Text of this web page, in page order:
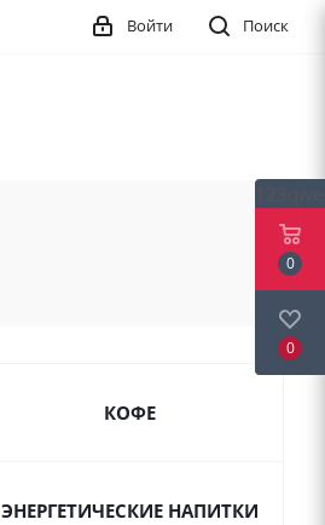
Поиск
Войти
КОФЕ
ЭНЕРГЕТИЧЕСКИЕ НАПИТКИ
0
0